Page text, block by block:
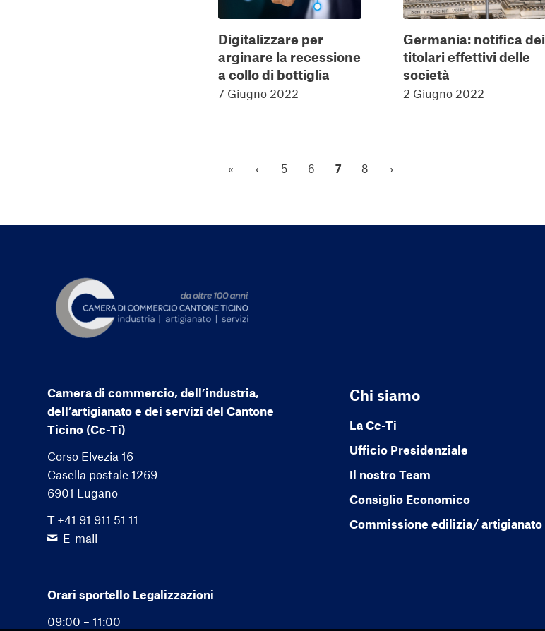
Digitalizzare per
arginare la recessione
a collo di bottiglia
7 Giugno 2022
Germania: notifica dei
titolari effettivi delle
società
2 Giugno 2022
« ‹ 5 6 7 8 ›
Camera di commercio, dell’industria,
dell’artigianato e dei servizi del Cantone
Ticino (Cc-Ti)
Corso Elvezia 16
Casella postale 1269
6901 Lugano
T +41 91 911 51 11
E-mail
Chi siamo
La Cc-Ti
Ufficio Presidenziale
Il nostro Team
Consiglio Economico
Commissione edilizia/ artigianato
Orari sportello Legalizzazioni
09:00 – 11:00